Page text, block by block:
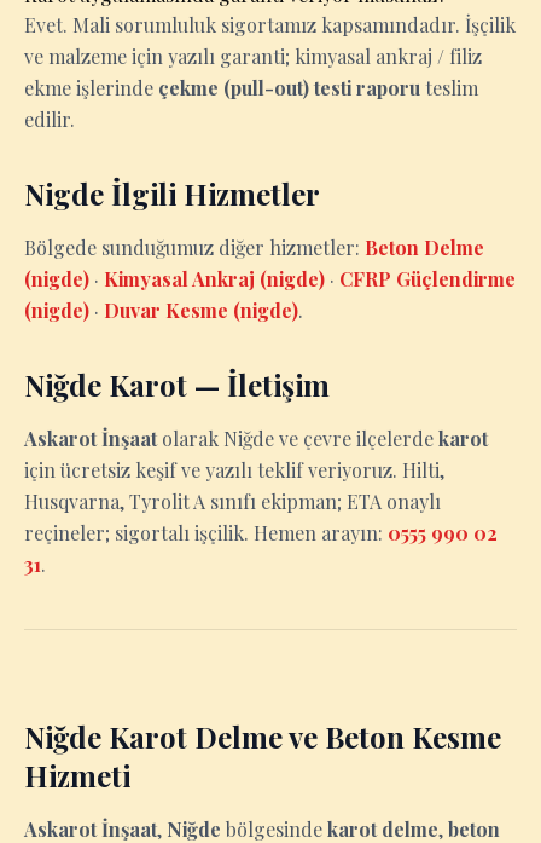
Evet. Mali sorumluluk sigortamız kapsamındadır. İşçilik
ve malzeme için yazılı garanti; kimyasal ankraj / filiz
ekme işlerinde çekme (pull-out) testi raporu teslim
edilir.
Nigde İlgili Hizmetler
Bölgede sunduğumuz diğer hizmetler: Beton Delme
(nigde) · Kimyasal Ankraj (nigde) · CFRP Güçlendirme
(nigde) · Duvar Kesme (nigde).
Niğde Karot — İletişim
Askarot İnşaatolarak Niğde ve çevre ilçelerdekarot
için ücretsiz keşif ve yazılı teklif veriyoruz. Hilti,
Husqvarna, Tyrolit A sınıfı ekipman; ETA onaylı
reçineler; sigortalı işçilik. Hemen arayın: 0555 990 02
31.
Niğde Karot Delme ve Beton Kesme
Hizmeti
Askarot İnşaat, Niğde bölgesindekarot delme,beton